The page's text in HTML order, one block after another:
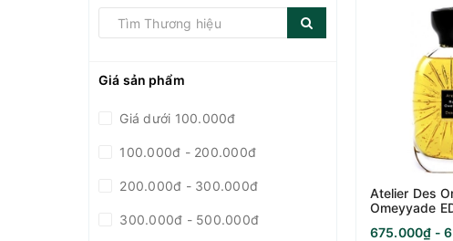
Giá sản phẩm
Giá dưới 100.000đ
100.000đ - 200.000đ
200.000đ - 300.000đ
300.000đ - 500.000đ
Atelier Des
Omeyyade
675.000₫ -